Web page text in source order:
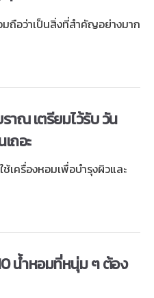
ถือว่าเป็นสิ่งที่สำคัญอย่างมาก
าณ เตรียมไว้รับ วัน
ถอะ
ครื่องหอมเพื่อบำรุงผิวและ
น้ำหอมที่หนุ่ม ๆ ต้อง